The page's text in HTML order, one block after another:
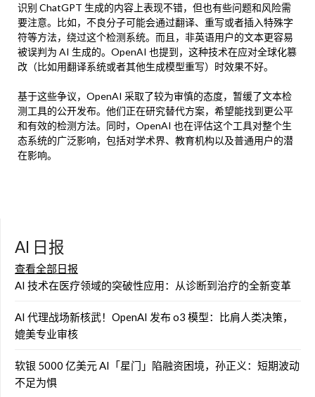
识别 ChatGPT 生成的内容上表现不错，但也有些问题和风险需
要注意。比如，不良分子可能会通过翻译、重写或者插入特殊字
符等方法，绕过这个检测系统。而且，非英语用户的文本更容易
被误判为 AI 生成的。OpenAI 也提到，这种技术在应对全球化篡
改（比如用翻译系统或者其他生成模型重写）时效果不好。
基于这些争议，OpenAI 采取了较为审慎的态度，暂缓了文本检
测工具的公开发布。他们正在研究替代方案，希望能找到更公平
和有效的检测方法。同时，OpenAI 也在评估这个工具对整个生
态系统的广泛影响，包括对学术界、教育机构以及普通用户的潜
在影响。
AI 日报
查看全部日报
AI 技术在医疗领域的突破性应用：从诊断到治疗的全新变革
AI 代理战场新核武！OpenAI 发布 o3 模型：比肩人类决策，
媲美专业审核
软银 5000 亿美元 AI「星门」陷融资困境，孙正义：短期波动
不足为惧